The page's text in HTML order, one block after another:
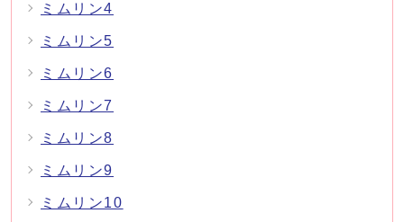
ミムリン4
ミムリン5
ミムリン6
ミムリン7
ミムリン8
ミムリン9
ミムリン10